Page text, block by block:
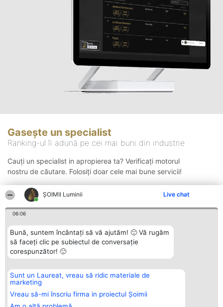
ȘOIMII Luminii Live chat
06:06
Bună, suntem încântați să vă ajutăm! 🙂 Vă rugăm
să faceți clic pe subiectul de conversație
corespunzător! 🙂
Sunt un Laureat, vreau să ridic materiale de
marketing
Vreau să-mi înscriu firma in proiectul Șoimii
Gasește un specialist
Ranking-ul îi adună pe cei mai buni din industrie
Cauți un specialist in apropierea ta? Verificați motorul
nostru de căutare. Folosiți doar cele mai bune servicii!
Organizator Ranking
BRIGHT SOLUTIONS BR SRL
Aleea Timisul De Sus 2 Bl. A30
Sc. A Et. 4 Ap. 13 Cod 061952
București
Plebiscyt
Lista Tuturor
Laureaților
Contact